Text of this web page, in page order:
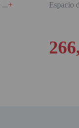
+
Espacio